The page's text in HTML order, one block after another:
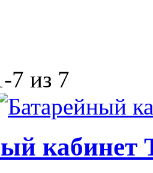
7 из 7
кабинет